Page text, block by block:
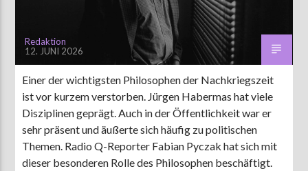
Redaktion
12. JUNI 2026
Einer der wichtigsten Philosophen der Nachkriegszeit
ist vor kurzem verstorben. Jürgen Habermas hat viele
Disziplinen geprägt. Auch in der Öffentlichkeit war er
sehr präsent und äußerte sich häufig zu politischen
Themen. Radio Q-Reporter Fabian Pyczak hat sich mit
dieser besonderen Rolle des Philosophen beschäftigt.